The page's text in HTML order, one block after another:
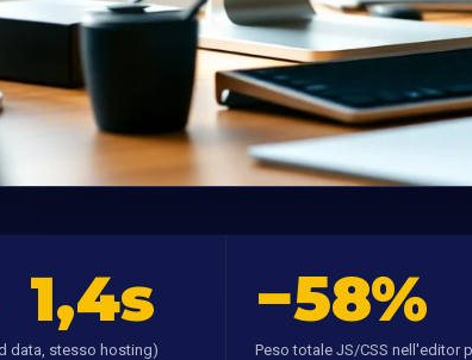
1,4s
data, stesso hosting)
−58%
Peso totale JS/CSS nell'editor